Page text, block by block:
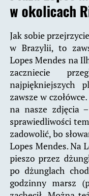
w okolicach
Jak sobie
w Brazylii, to
Lopes Mendes na
zaczniecie
najpiękniejszych
zawsze w
na nasze zdjęcia
sprawiedliwości
zadowolić, bo
Lopes Mendes. Na
pieszo przez
po dżunglach
godzinny marsz